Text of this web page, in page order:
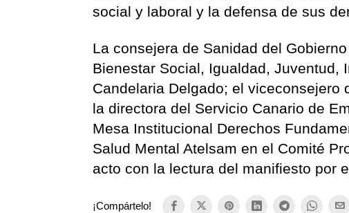
social y laboral y la defensa de sus
La consejera de Sanidad del
Bienestar Social, Igualdad, Juventud,
Candelaria Delgado; el viceconsejero
la directora del Servicio Canario de
Mesa Institucional Derechos
Salud Mental Atelsam en el Comité
acto con la lectura del manifiesto por
¡Compártelo!